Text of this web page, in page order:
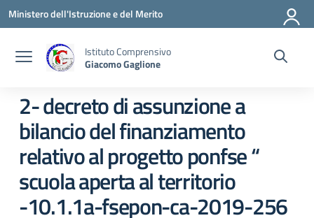
Vai ai contenuti
Vai al menu di navigazione
Vai al footer
Ministero dell'Istruzione e del Merito
Istituto Comprensivo
Giacomo Gaglione
2- decreto di assunzione a
bilancio del finanziamento
relativo al progetto ponfse “
scuola aperta al territorio
-10.1.1a-fsepon-ca-2019-256